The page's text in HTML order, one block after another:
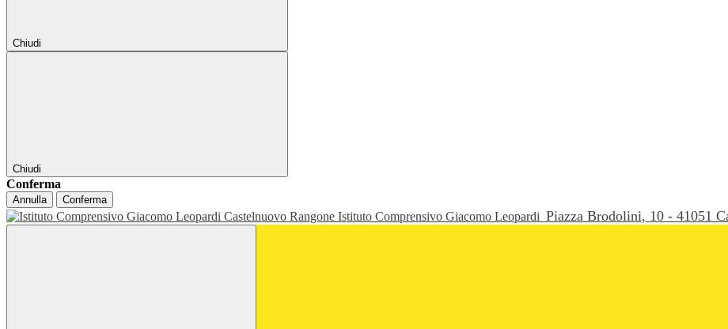
Chiudi
Chiudi
Conferma
Annulla Conferma
Istituto Comprensivo Giacomo Leopardi Piazza Brodolini, 10 - 41051